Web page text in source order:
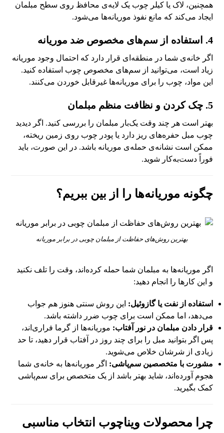
همچنین، لاک یا کیلر چوب یک لایه‌ی محافظ روی سطح مبلمان
ایجاد می‌کند که مانع نفوذ موریانه‌ها می‌شود.
4. استفاده از سم‌های مخصوص ضد موریانه
اگر خانه‌ی شما در منطقه‌ای قرار دارد که احتمال وجود موریانه
زیاد است، می‌توانید از سم‌های مخصوص چوب استفاده کنید.
این مواد، چوب را برای موریانه‌ها غیرقابل خوردن می‌کنند.
5. چک کردن و نظافت منظم مبلمان
بهتر است هر چند وقت یک‌بار مبلمان را بررسی کنید. اگر دیدید
چوب مبل حفره‌های ریز دارد یا پودر چوب روی زمین ریخته،
ممکن است نشانه‌ی حمله‌ی موریانه باشد. در این صورت، باید
فوراً دست‌به‌کار شوید.
چگونه موریانه‌ها را از بین ببریم؟
بهترین روش‌های حفاظت از مبلمان چوبی در برابر موریانه
اگر موریانه‌ها به مبلمان شما حمله کرده‌اند، وقت را تلف نکنید
و این کارها را انجام دهید:
استفاده از نفت یا گازوئیل: این روش سنتی هنوز هم جواب
می‌دهد، اما ممکن است برای چوب ضرر داشته باشد.
قرار دادن مبلمان در نور آفتاب: موریانه‌ها از گرما فراری‌اند،
پس اگر بتوانید مبل را برای چند روز در آفتاب قرار دهید، تا حد
زیادی از شرشان خلاص می‌شوید.
مشورت با متخصصین سم‌پاشی: اگر موریانه‌ها به خانه‌ی شما
هجوم آورده‌اند، شاید بهتر باشد از یک متخصص برای سم‌پاشی
کمک بگیرید.
چرا محصولات ویناچوب انتخاب مناسبی